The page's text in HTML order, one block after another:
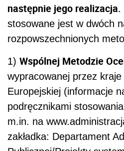
następnie jego realizacja.
stosowane jest w dwóch
rozpowszechnionych
1) Wspólnej Metodzie
wypracowanej przez kraje
Europejskiej (informacje
podręcznikami
m.in. na
zakładka: Departament